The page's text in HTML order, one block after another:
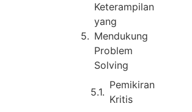
Keterampilan
yang
Mendukung
Problem
Solving
Pemikiran
Kritis